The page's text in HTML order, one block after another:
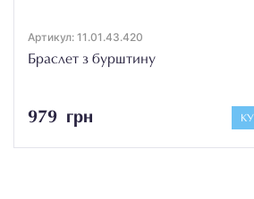
Артикул: 11.01.43.420
Браслет з бурштину
979 грн